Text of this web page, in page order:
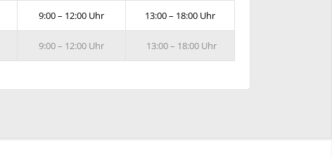
9:00 – 12:00 Uhr 13:00 – 18:00 Uhr
9:00 – 12:00 Uhr 13:00 – 18:00 Uhr